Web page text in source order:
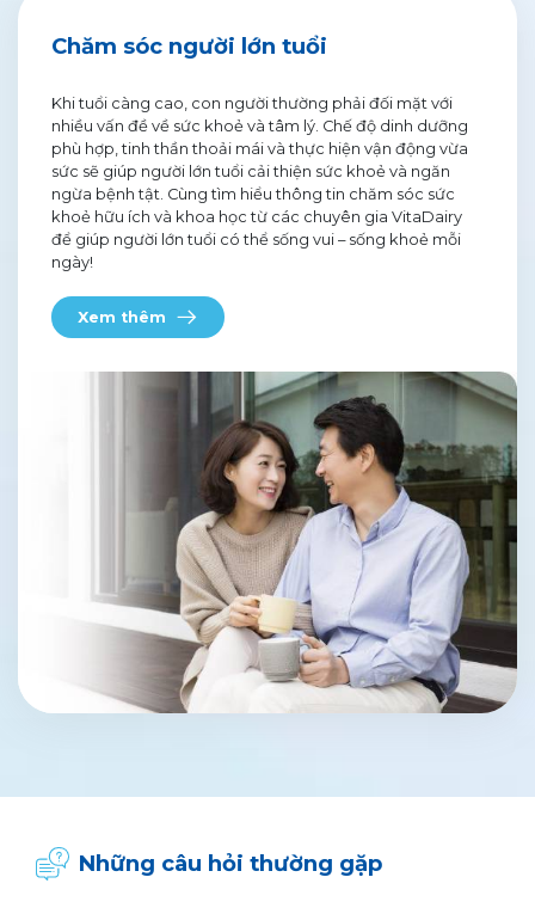
Chăm sóc người lớn tuổi
Khi tuổi càng cao, con người thường phải đối mặt với
nhiều vấn đề về sức khoẻ và tâm lý. Chế độ dinh dưỡng
phù hợp, tinh thần thoải mái và thực hiện vận động vừa
sức sẽ giúp người lớn tuổi cải thiện sức khoẻ và ngăn
ngừa bệnh tật. Cùng tìm hiểu thông tin chăm sóc sức
khoẻ hữu ích và khoa học từ các chuyên gia VitaDairy
để giúp người lớn tuổi có thể sống vui – sống khoẻ mỗi
ngày!
Xem thêm
Những câu hỏi thường gặp